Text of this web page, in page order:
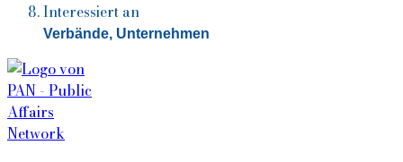
Interessiert an
Verbände, Unternehmen